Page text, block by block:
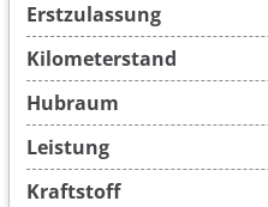
Erstzulassung
Kilometerstand
Hubraum
Leistung
Kraftstoff